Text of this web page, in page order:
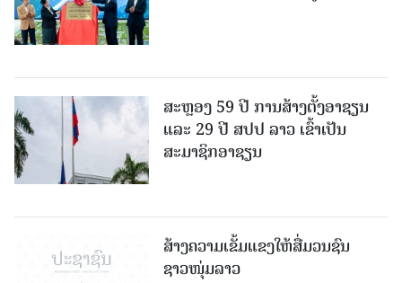
ສະຫຼອງ 59 ປີ ການສ້າງຕັ້ງອາຊຽນ
ແລະ 29 ປີ ສປປ ລາວ ເຂົ້າເປັນ
ສະມາຊິກອາຊຽນ
ສ້າງຄວາມເຂັ້ມແຂງໃຫ້ສື່ມວນຊົນ
ຊາວໜຸ່ມລາວ